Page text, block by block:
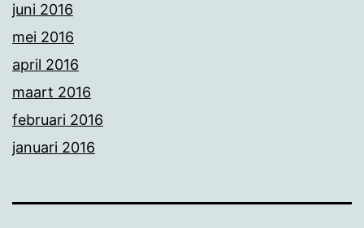
juni 2016
mei 2016
april 2016
maart 2016
februari 2016
januari 2016